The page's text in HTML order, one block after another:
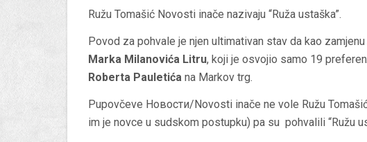
Ružu Tomašić Novosti inače nazivaju “Ruža ustaška”.
Povod za pohvale je njen ultimativan stav da kao
Marka Milanovića Litru, koji je osvojio samo 19
Roberta Pauletića na Markov trg.
Pupovčeve Новости/Novosti inače ne vole Ružu
im je novce u sudskom postupku) pa su pohvalili “Ružu